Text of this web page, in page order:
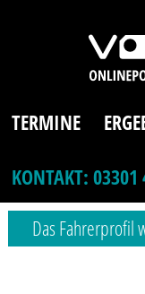
TERMINE
KONTAKT:
Das Fahrerprofil